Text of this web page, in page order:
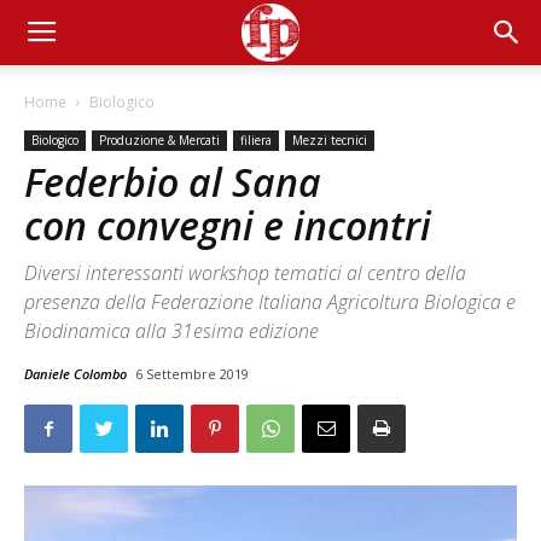
Home Biologico
Biologico Produzione & Mercati filiera Mezzi tecnici
Federbio al Sana
con convegni e incontri
Diversi interessanti workshop tematici al centro della
presenza della Federazione Italiana Agricoltura Biologica e
Biodinamica alla 31esima edizione
Daniele Colombo 6 Settembre 2019